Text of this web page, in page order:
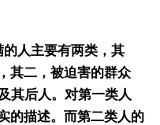
的人主要有两类，其
其二，被迫害的群众
其后人。对第一类人
的描述。而第二类人的